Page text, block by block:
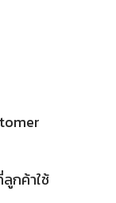
กค้าใช้